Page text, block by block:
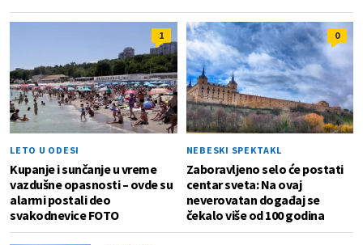
1
LETO U ODESI
Kupanje i sunčanje u vreme
vazdušne opasnosti – ovde su
alarmi postali deo
svakodnevice FOTO
0
NEBESKI SPEKTAKL
Zaboravljeno selo će postati
centar sveta: Na ovaj
neverovatan događaj se
čekalo više od 100 godina